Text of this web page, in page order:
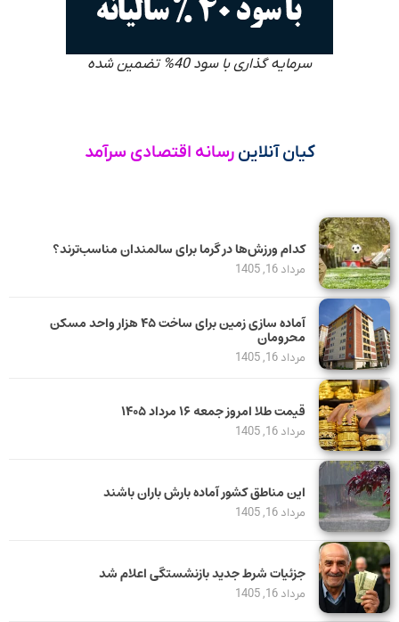
سرمایه گذاری با سود 40% تضمین شده
کیان آنلاین رسانه اقتصادی سرآمد
کدام ورزش‌ها در گرما برای سالمندان مناسب‌ترند؟
مرداد 16, 1405
آماده سازی زمین برای ساخت ۴۵ هزار واحد مسکن
محرومان
مرداد 16, 1405
قیمت طلا امروز جمعه ۱۶ مرداد ۱۴۰۵
مرداد 16, 1405
این مناطق کشور آماده بارش باران باشند
مرداد 16, 1405
جزئیات شرط جدید بازنشستگی اعلام شد
مرداد 16, 1405